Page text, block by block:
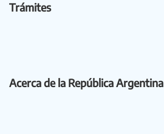
Trámites
Acerca de la República Argentina